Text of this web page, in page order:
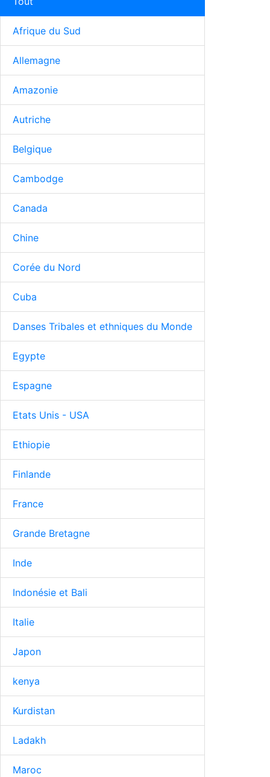
Afrique du Sud
Allemagne
Amazonie
Autriche
Belgique
Cambodge
Canada
Chine
Corée du Nord
Cuba
Danses Tribales et ethniques du Monde
Egypte
Espagne
Etats Unis - USA
Ethiopie
Finlande
France
Grande Bretagne
Inde
Indonésie et Bali
Italie
Japon
kenya
Kurdistan
Ladakh
Maroc